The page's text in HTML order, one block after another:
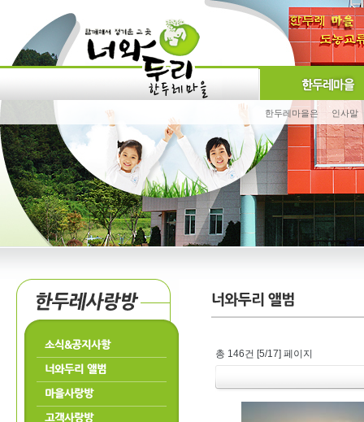
한두레마을은 인사말
소식&공지사항
너와두리 앨범
마을사랑방
고객사랑방
총 146건 [5/17] 페이지